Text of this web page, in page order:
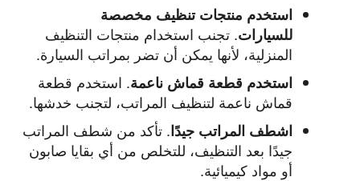
استخدم منتجات تنظيف مخصصة
للسيارات. تجنب استخدام منتجات التنظيف
المنزلية، لأنها يمكن أن تضر بمراتب السيارة.
استخدم قطعة قماش ناعمة. استخدم قطعة
قماش ناعمة لتنظيف المراتب، لتجنب خدشها.
اشطف المراتب جيدًا. تأكد من شطف المراتب
جيدًا بعد التنظيف، للتخلص من أي بقايا صابون
أو مواد كيميائية.